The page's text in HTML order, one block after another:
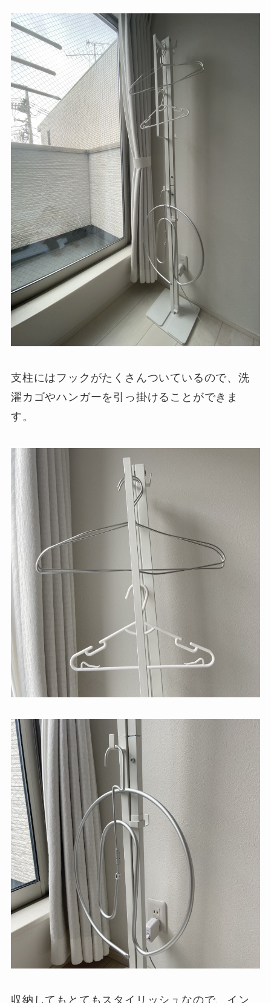
支柱にはフックがたくさんついているので、洗
濯カゴやハンガーを引っ掛けることができま
す。
収納してもとてもスタイリッシュなので、イン